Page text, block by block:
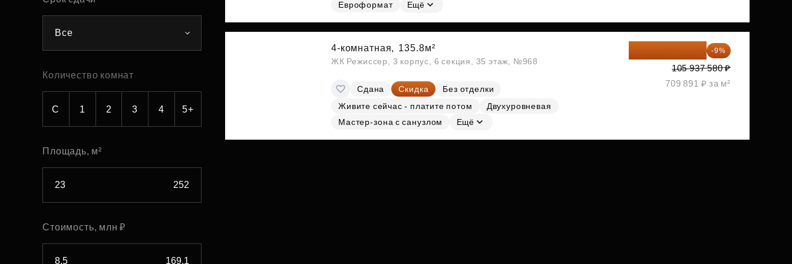
Рефинансирование
Субсидии
Все
Количество комнат
С 1 2 3 4 5+
Площадь, м²
Стоимость, млн ₽
Евроформат
Ещё
4-комнатная, 135.8м²
ЖК Режиссер, 3 корпус, 6 секция, 35 этаж, №968
Сдана Скидка
Без отделки
Живите сейчас - платите потом
Двухуровневая
Мастер-зона с санузлом
Ещё
96 403 198 ₽ -9%
105 937 580 ₽
709 891 ₽ за м²